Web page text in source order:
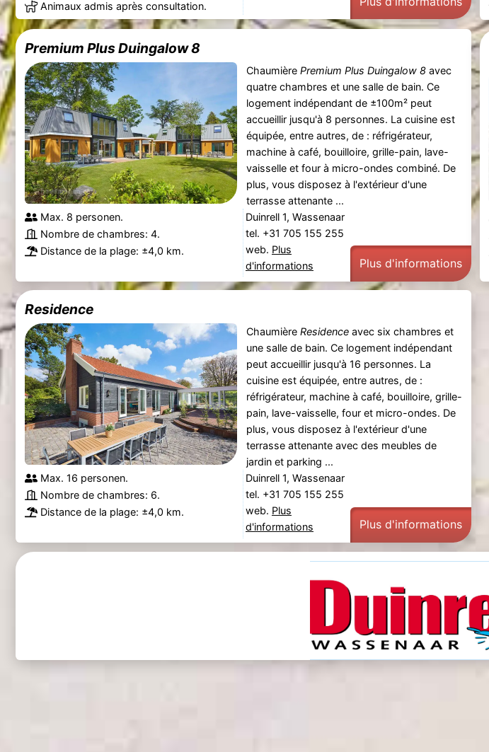
Animaux admis après consultation.
Premium Plus Duingalow 8
Chaumière Premium Plus Duingalow 8avec
quatre chambres et une salle de bain. Ce
logement indépendant de ±100m² peut
accueillir jusqu'à 8 personnes. La cuisine est
équipée, entre autres, de : réfrigérateur,
machine à café, bouilloire, grille-pain, lave-
vaisselle et four à micro-ondes combiné. De
plus, vous disposez à l'extérieur d'une
terrasse attenante ...
Max. 8 personen.
Nombre de chambres: 4.
Distance de la plage: ±4,0 km.
Duinrell 1, Wassenaar
tel. +31 705 155 255
web. Plus
d'informations
Plus d'informations
Residence
Chaumière Residenceavec six chambres et
une salle de bain. Ce logement indépendant
peut accueillir jusqu'à 16 personnes. La
cuisine est équipée, entre autres, de :
réfrigérateur, machine à café, bouilloire, grille-
pain, lave-vaisselle, four et micro-ondes. De
plus, vous disposez à l'extérieur d'une
terrasse attenante avec des meubles de
jardin et parking ...
Max. 16 personen.
Nombre de chambres: 6.
Distance de la plage: ±4,0 km.
Duinrell 1, Wassenaar
tel. +31 705 155 255
web. Plus
d'informations
Plus d'informations